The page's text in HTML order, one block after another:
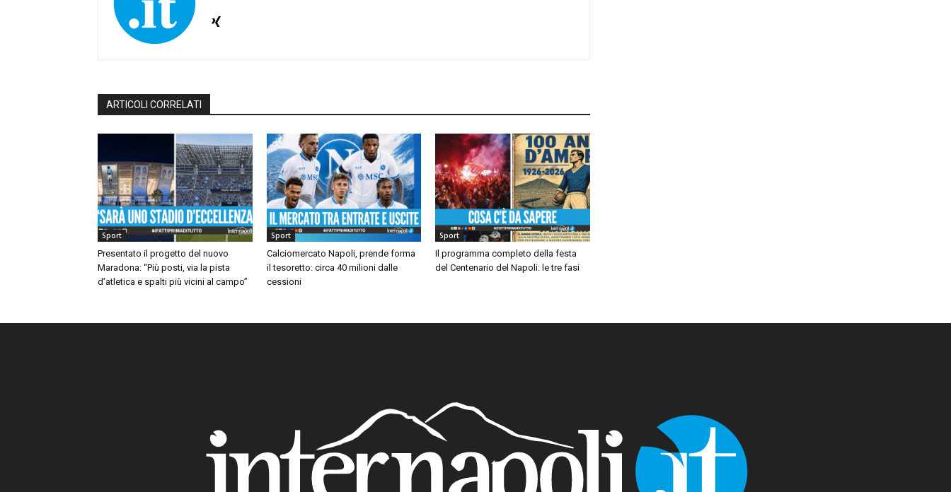
ARTICOLI CORRELATI
Sport
Presentato il progetto del nuovo
Maradona: “Più posti, via la pista
d’atletica e spalti più vicini al campo”
Sport
Calciomercato Napoli, prende forma
il tesoretto: circa 40 milioni dalle
cessioni
Sport
Il programma completo della festa
del Centenario del Napoli: le tre fasi